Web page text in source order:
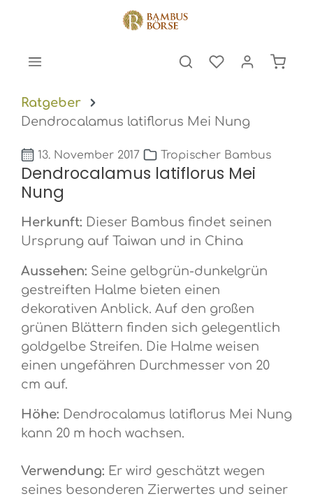
Ratgeber
Dendrocalamus latiflorus Mei Nung
13. November 2017 Tropischer Bambus
Dendrocalamus latiflorus Mei
Nung
Herkunft: Dieser Bambus findet seinen
Ursprung auf Taiwan und in China
Aussehen: Seine gelbgrün-dunkelgrün
gestreiften Halme bieten einen
dekorativen Anblick. Auf den großen
grünen Blättern finden sich gelegentlich
goldgelbe Streifen. Die Halme weisen
einen ungefähren Durchmesser von 20
cm auf.
Höhe: Dendrocalamus latiflorus Mei Nung
kann 20 m hoch wachsen.
Verwendung: Er wird geschätzt wegen
seines besonderen Zierwertes und seiner